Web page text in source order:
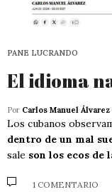
PANE LUCRANDO
El idioma
Por Carlos Manuel Álvarez
Los cubanos
dentro de un mal
sale son los ecos de
1 COMENTARIO